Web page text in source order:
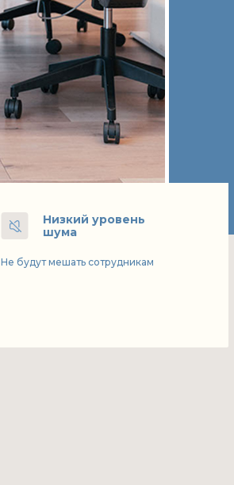
Низкий уровень
шума
Не будут мешать сотрудникам